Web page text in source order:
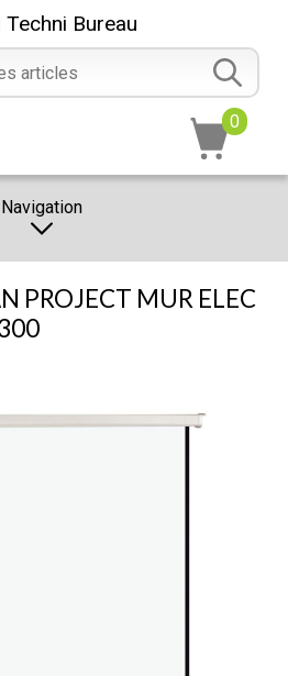
Techni Bureau
0
Navigation
PROJECT MUR ELEC